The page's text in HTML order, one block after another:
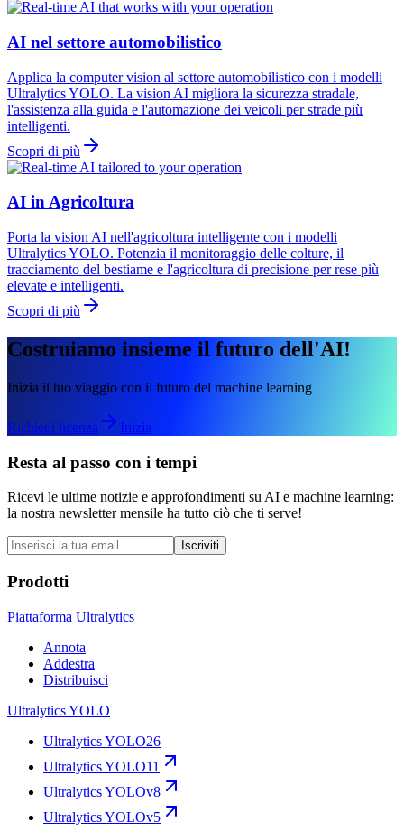
AI nel settore automobilistico
Applica la computer vision al settore automobilistico con i modelli
Ultralytics YOLO. La vision AI migliora la sicurezza stradale,
l'assistenza alla guida e l'automazione dei veicoli per strade più
intelligenti.
Scopri di più
AI in Agricoltura
Porta la vision AI nell'agricoltura intelligente con i modelli
Ultralytics YOLO. Potenzia il monitoraggio delle colture, il
tracciamento del bestiame e l'agricoltura di precisione per rese più
elevate e intelligenti.
Scopri di più
Costruiamo insieme il futuro dell'AI!
Inizia il tuo viaggio con il futuro del machine learning
Richiedi licenza Inizia
Resta al passo con i tempi
Ricevi le ultime notizie e approfondimenti su AI e machine learning:
la nostra newsletter mensile ha tutto ciò che ti serve!
Iscriviti
Prodotti
Piattaforma Ultralytics
Annota
Addestra
Distribuisci
Ultralytics YOLO
Ultralytics YOLO26
Ultralytics YOLO11
Ultralytics YOLOv8
Ultralytics YOLOv5